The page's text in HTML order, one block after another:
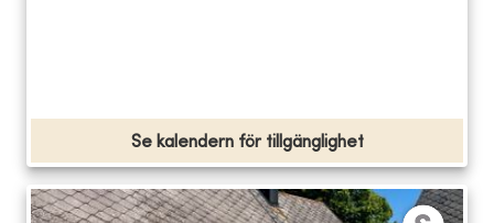
Se kalendern för tillgänglighet